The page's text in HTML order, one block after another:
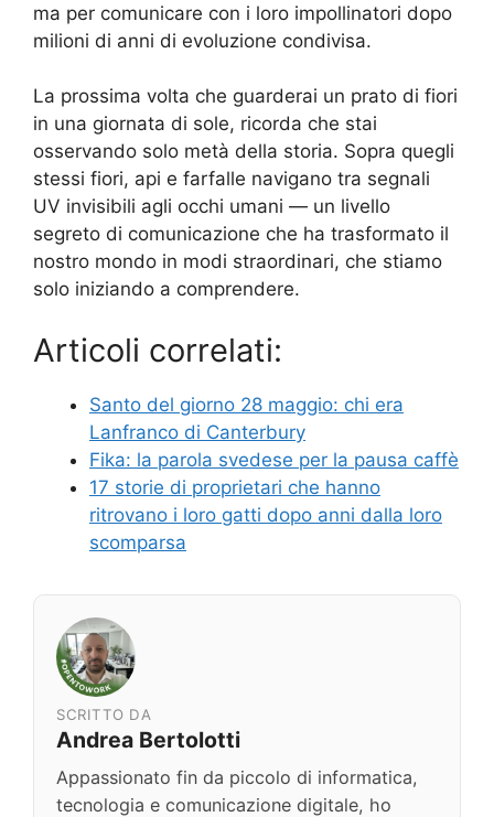
ma per comunicare con i loro impollinatori dopo
milioni di anni di evoluzione condivisa.
La prossima volta che guarderai un prato di fiori
in una giornata di sole, ricorda che stai
osservando solo metà della storia. Sopra quegli
stessi fiori, api e farfalle navigano tra segnali
UV invisibili agli occhi umani — un livello
segreto di comunicazione che ha trasformato il
nostro mondo in modi straordinari, che stiamo
solo iniziando a comprendere.
Articoli correlati:
Santo del giorno 28 maggio: chi era
Lanfranco di Canterbury
Fika: la parola svedese per la pausa caffè
17 storie di proprietari che hanno
ritrovano i loro gatti dopo anni dalla loro
scomparsa
SCRITTO DA
Andrea Bertolotti
Appassionato fin da piccolo di informatica,
tecnologia e comunicazione digitale, ho